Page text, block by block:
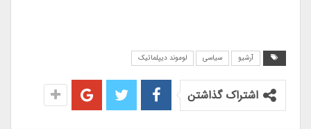
آرشیو سیاسی لوموند دیپلماتیک
اشتراک گذاشتن